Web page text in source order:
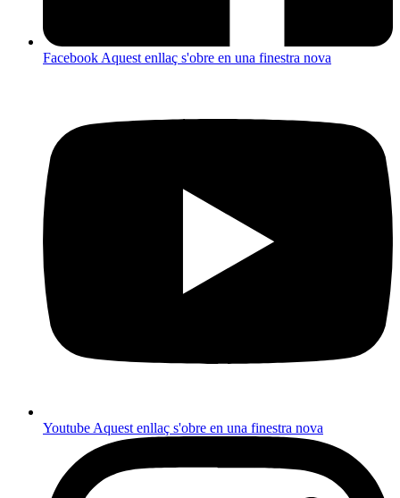
FacebookAquest enllaç s'obre en una finestra nova
YoutubeAquest enllaç s'obre en una finestra nova